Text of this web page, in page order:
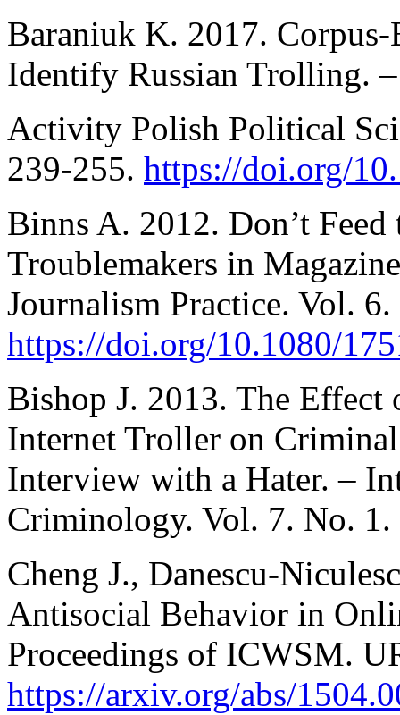
Baraniuk K. 2017. Corpus-
Identify Russian Trolling. –
Activity Polish Political
239-255. https://doi.org/
Binns A. 2012. Don’t
Troublemakers in
Journalism Practice. Vol.
https://doi.org/10.1080/
Bishop J. 2013. The
Internet Troller on
Interview with a Hater. –
Criminology. Vol. 7. No. 1.
Cheng J., Danescu-
Antisocial Behavior in
Proceedings of ICWSM.
https://arxiv.org/abs/